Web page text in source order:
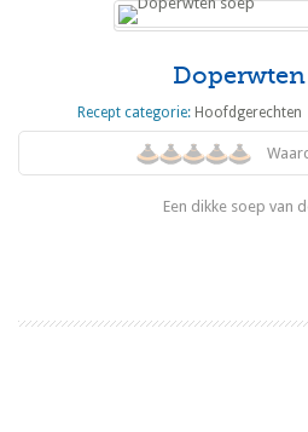
Recept categorie: Hoofdgerechten
Een dikke soep van